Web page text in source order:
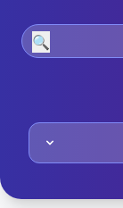
🔍